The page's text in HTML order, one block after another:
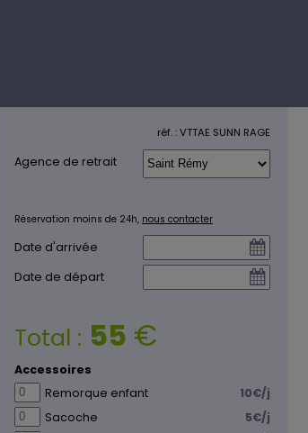
réf. : VTTAE SUNN RAGE
Agence de retrait
Réservation moins de 24h, nous contacter
Date d'arrivée
Date de départ
Total : 55 €
Accessoires
Remorque enfant
10€/j
Sacoche
5€/j